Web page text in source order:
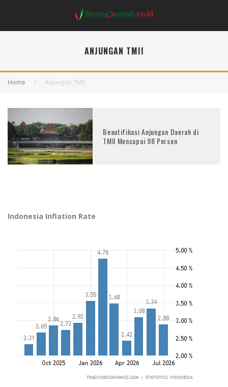
ANJUNGAN TMII
Home Anjungan TMII
Beautifikasi Anjungan Daerah di
TMII Mencapai 98 Persen
Indonesia Inflation Rate